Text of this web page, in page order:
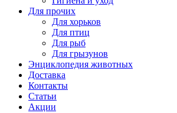
Для прочих
Для хорьков
Для птиц
Для рыб
Для грызунов
Энциклопедия животных
Доставка
Контакты
Статьи
Акции